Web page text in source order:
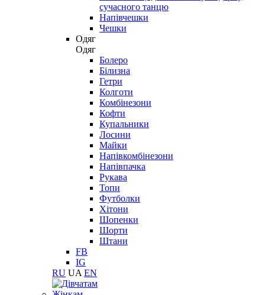
сучасного танцю
Напівчешки
Чешки
Одяг
Одяг
Болеро
Білизна
Гетри
Колготи
Комбінезони
Кофти
Купальники
Лосини
Майки
Напівкомбінезони
Напівпачка
Рукава
Топи
Футболки
Хітони
Шопенки
Шорти
Штани
FB
IG
RU UA EN